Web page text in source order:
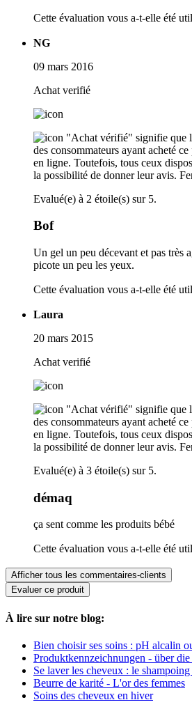
Cette évaluation vous a-t-elle été
NG
09 mars 2016
Achat verifié
"Achat vérifié" signifie que
des consommateurs ayant acheté
en ligne. Toutefois, tous ceux
la possibilité de donner leur avis.
Evalué(e) à 2 étoile(s) sur 5.
Bof
Un gel un peu décevant et pas très
picote un peu les yeux.
Cette évaluation vous a-t-elle été
Laura
20 mars 2015
Achat verifié
"Achat vérifié" signifie que
des consommateurs ayant acheté
en ligne. Toutefois, tous ceux
la possibilité de donner leur avis.
Evalué(e) à 3 étoile(s) sur 5.
démaq
ça sent comme les produits bébé
Cette évaluation vous a-t-elle été
Afficher tous les commentaires-clients
Evaluer ce produit
À lire sur notre blog:
Bien choisir ses soins : pH alcalin
Produktkennzeichnungen - über
Se laver les cheveux : le
Beurre de karité - L'or des femmes
Soins des cheveux en hiver